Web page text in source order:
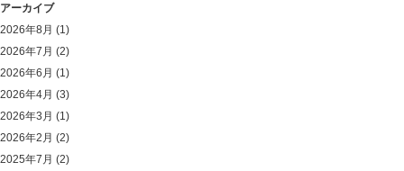
アーカイブ
2026年8月 (1)
2026年7月 (2)
2026年6月 (1)
2026年4月 (3)
2026年3月 (1)
2026年2月 (2)
2025年7月 (2)